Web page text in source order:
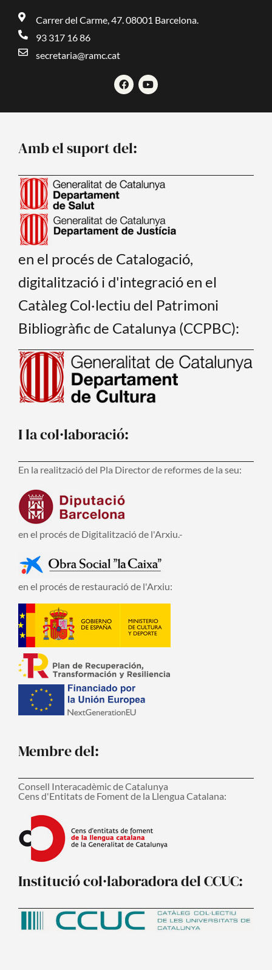
Carrer del Carme, 47. 08001 Barcelona.
93 317 16 86
secretaria@ramc.cat
F
a
c
k
Y
o
u
Amb el suport del:
en el procés de Catalogació,
digitalització i d'integració en el
Catàleg Col·lectiu del Patrimoni
Bibliogràfic de Catalunya (CCPBC):
I la col·laboració:
En la realització del Pla Director de reformes de la seu:
en el procés de Digitalització de l'Arxiu.-
en el procés de restauració de l'Arxiu:
Membre del:
Consell Interacadèmic de Catalunya
Cens d'Entitats de Foment de la Llengua Catalana:
Institució col·laboradora del CCUC: